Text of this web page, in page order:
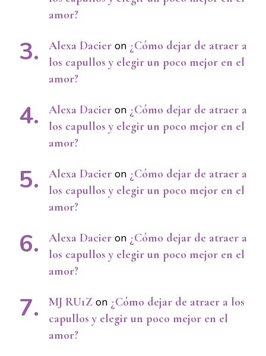
amor?
Alexa Dacier on ¿Cómo dejar de atraer a
los capullos y elegir un poco mejor en el
amor?
Alexa Dacier on ¿Cómo dejar de atraer a
los capullos y elegir un poco mejor en el
amor?
Alexa Dacier on ¿Cómo dejar de atraer a
los capullos y elegir un poco mejor en el
amor?
Alexa Dacier on ¿Cómo dejar de atraer a
los capullos y elegir un poco mejor en el
amor?
MJ RU1Z on ¿Cómo dejar de atraer a los
capullos y elegir un poco mejor en el
amor?